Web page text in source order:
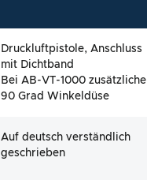
Druckluftpistole, Anschluss
mit Dichtband
Bei AB-VT-1000 zusätzliche
90 Grad Winkeldüse
Auf deutsch verständlich
geschrieben